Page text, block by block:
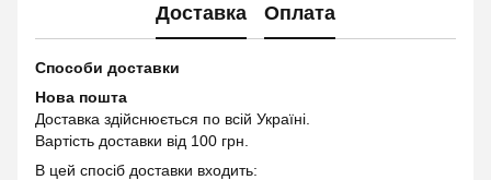
Доставка Оплата
Способи доставки
Нова пошта
Доставка здійснюється по всій Україні.
Вартість доставки від 100 грн.
В цей спосіб доставки входить: